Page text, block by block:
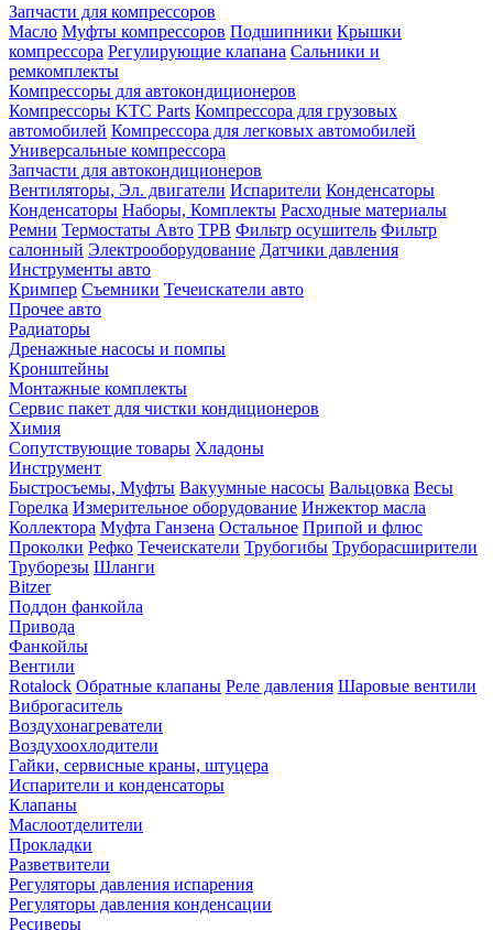
Запчасти для компрессоров
Масло Муфты компрессоров Подшипники Крышки
компрессора Регулирующие клапана Сальники и
ремкомплекты
Компрессоры для автокондиционеров
Компрессоры KTC Parts Компрессора для грузовых
автомобилей Компрессора для легковых автомобилей
Универсальные компрессора
Запчасти для автокондиционеров
Вентиляторы, Эл. двигатели Испарители Конденсаторы
Конденсаторы Наборы, Комплекты Расходные материалы
Ремни Термостаты Авто ТРВ Фильтр осушитель Фильтр
салонный Электрооборудование Датчики давления
Инструменты авто
Кримпер Съемники Течеискатели авто
Прочее авто
Радиаторы
Дренажные насосы и помпы
Кронштейны
Монтажные комплекты
Сервис пакет для чистки кондиционеров
Химия
Сопутствующие товары Хладоны
Инструмент
Быстросъемы, Муфты Вакуумные насосы Вальцовка Весы
Горелка Измерительное оборудование Инжектор масла
Коллектора Муфта Ганзена Остальное Припой и флюс
Проколки Рефко Течеискатели Трубогибы Труборасширители
Труборезы Шланги
Bitzer
Поддон фанкойла
Привода
Фанкойлы
Вентили
Rotalock Обратные клапаны Реле давления Шаровые вентили
Виброгаситель
Воздухонагреватели
Воздухоохлодители
Гайки, сервисные краны, штуцера
Испарители и конденсаторы
Клапаны
Маслоотделители
Прокладки
Разветвители
Регуляторы давления испарения
Регуляторы давления конденсации
Ресиверы